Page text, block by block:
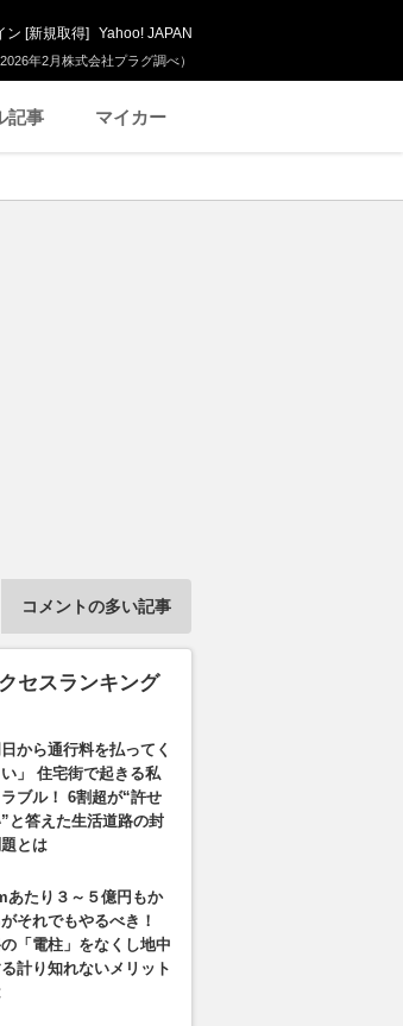
年2月株式会社プラグ調べ）
ン [新規取得] Yahoo! JAPAN
記事 マイカー
コメントの多い記事
セスランキング
日から通行料を払ってく
」 住宅街で起きる私
ブル！ 6割超が“許せ
と答えた生活道路の封
とは
あたり３～５億円もか
それでもやるべき！
「電柱」をなくし地中
計り知れないメリット